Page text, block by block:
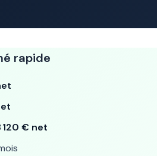
rapide
120 € net